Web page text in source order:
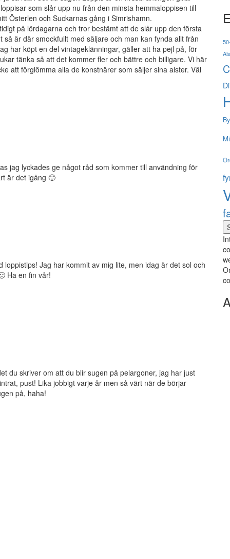
som slår upp nu från den minsta hemmaloppisen till
Österlen och Suckarnas gång i Simrishamn.
på lördagarna och tror bestämt att de slår upp den första
är där smockfullt med säljare och man kan fynda allt från
har köpt en del vintageklänningar, gäller att ha pejl på, för
tänka så att det kommer fler och bättre och billigare. Vi här
att förglömma alla de konstnärer som säljer sina alster. Väl
jag lyckades ge något råd som kommer till användning för
är det igång 🙂
Jag har kommit av mig lite, men idag är det sol och
Ha en fin vår!
du skriver om att du blir sugen på pelargoner, jag har just
pust! Lika jobbigt varje år men så värt när de börjar
på, haha!